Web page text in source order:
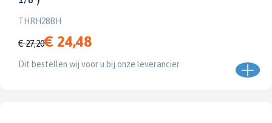
THRH28BH
€ 27,20€ 24,48
Dit bestellen wij voor u bij onze leverancier